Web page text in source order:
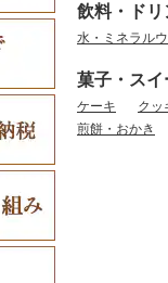
飲料・ドリ
水・ミネラル
菓子・スイ
ケーキ クッ
煎餅・おかき